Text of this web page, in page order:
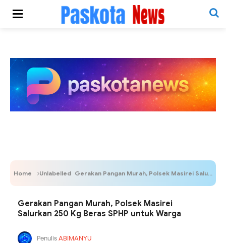
Home Unlabelled Gerakan Pangan Murah, Polsek Masirei Salurkan 250 Kg Beras SPHP untuk Warga
Gerakan Pangan Murah, Polsek Masirei
Salurkan 250 Kg Beras SPHP untuk Warga
PenulisABIMANYU